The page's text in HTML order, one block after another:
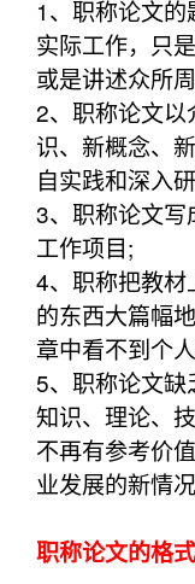
1、职称论文
实际工作，只
或是讲述众所
2、职称论文以
识、新概念、
自实践和深入
3、职称论文写
工作项目;
4、职称把教材
的东西大篇幅
章中看不到个
5、职称论文缺
知识、理论、
不再有参考价
业发展的新情
职称论文的格